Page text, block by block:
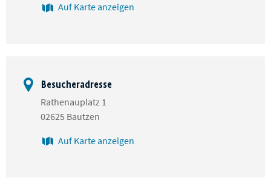
Auf Karte anzeigen
Besucheradresse
Rathenauplatz 1
02625 Bautzen
Auf Karte anzeigen